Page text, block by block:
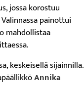
jossa korostuu
painottui
mahdollistaa
keskeisellä sijainnilla.
Annika